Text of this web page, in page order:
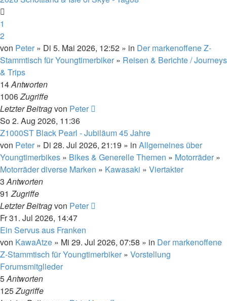
1
2
von Peter » Di 5. Mai 2026, 12:52 » in Der markenoffene Z-
Stammtisch für Youngtimerbiker » Reisen & Berichte / Journeys
& Trips
14Antworten
1006Zugriffe
Letzter Beitragvon Peter
So 2. Aug 2026, 11:36
Z1000ST Black Pearl - Jubiläum 45 Jahre
von Peter » Di 28. Jul 2026, 21:19 » in Allgemeines über
Youngtimerbikes » Bikes & Generelle Themen » Motorräder »
Motorräder diverse Marken » Kawasaki » Viertakter
3Antworten
91Zugriffe
Letzter Beitragvon Peter
Fr 31. Jul 2026, 14:47
Ein Servus aus Franken
von KawaAtze » Mi 29. Jul 2026, 07:58 » in Der markenoffene
Z-Stammtisch für Youngtimerbiker » Vorstellung
Forumsmitglieder
5Antworten
125Zugriffe